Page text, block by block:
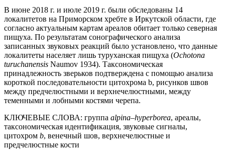
В июне 2018 г. и июле 2019 г. были обследованы 14
локалитетов на Приморском хребте в Иркутской области, где
согласно актуальным картам ареалов обитает только северная
пищуха. По результатам сонографического анализа
записанных звуковых реакций было установлено, что данные
локалитеты населяет лишь туруханская пищуха (Ochotona
turuchanensis Naumov 1934). Таксономическая
принадлежность зверьков подтверждена с помощью анализа
короткой последовательности цитохрома b, рисунков швов
между предчелюстными и верхнечелюстными, между
теменными и лобными костями черепа.
КЛЮЧЕВЫЕ СЛОВА: группа alpina–hyperborea, ареалы,
таксономическая идентификация, звуковые сигналы,
цитохром b, венечный шов, верхнечелюстные и
предчелюстные кости